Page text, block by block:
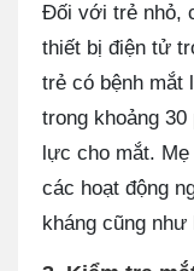
Đối với trẻ nhỏ,
thiết bị điện tử
trẻ có bệnh mắt
trong khoảng
lực cho mắt.
các hoạt động
kháng cũng